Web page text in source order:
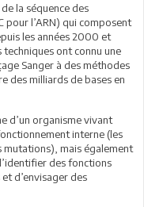
la séquence des
pour l’ARN) qui composent
les années 2000 et
techniques ont connu une
Sanger à des méthodes
des milliards de bases en
d’un organisme vivant
interne (les
mutations), mais également
des fonctions
d’envisager des